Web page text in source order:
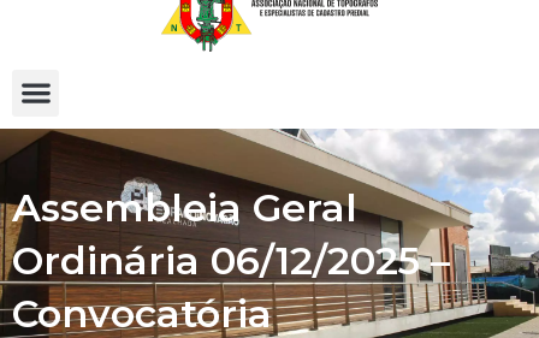
Assembleia Geral
Ordinária 06/12/2025 –
Convocatória